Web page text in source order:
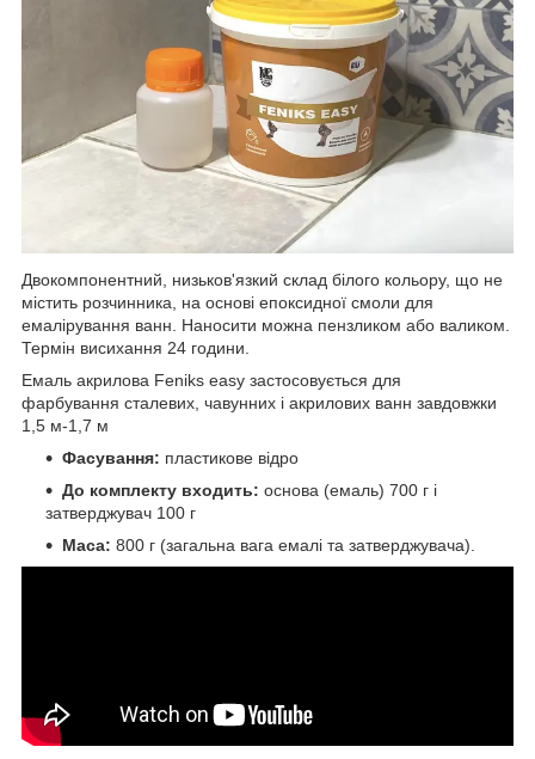
Двокомпонентний, низьков'язкий склад білого кольору, що не
містить розчинника, на основі епоксидної смоли для
емалірування ванн. Наносити можна пензликом або валиком.
Термін висихання 24 години.
Емаль акрилова Feniks easy застосовується для
фарбування сталевих, чавунних і акрилових ванн завдовжки
1,5 м-1,7 м
Фасування: пластикове відро
До комплекту входить: основа (емаль) 700 г і
затверджувач 100 г
Маса: 800 г (загальна вага емалі та затверджувача).